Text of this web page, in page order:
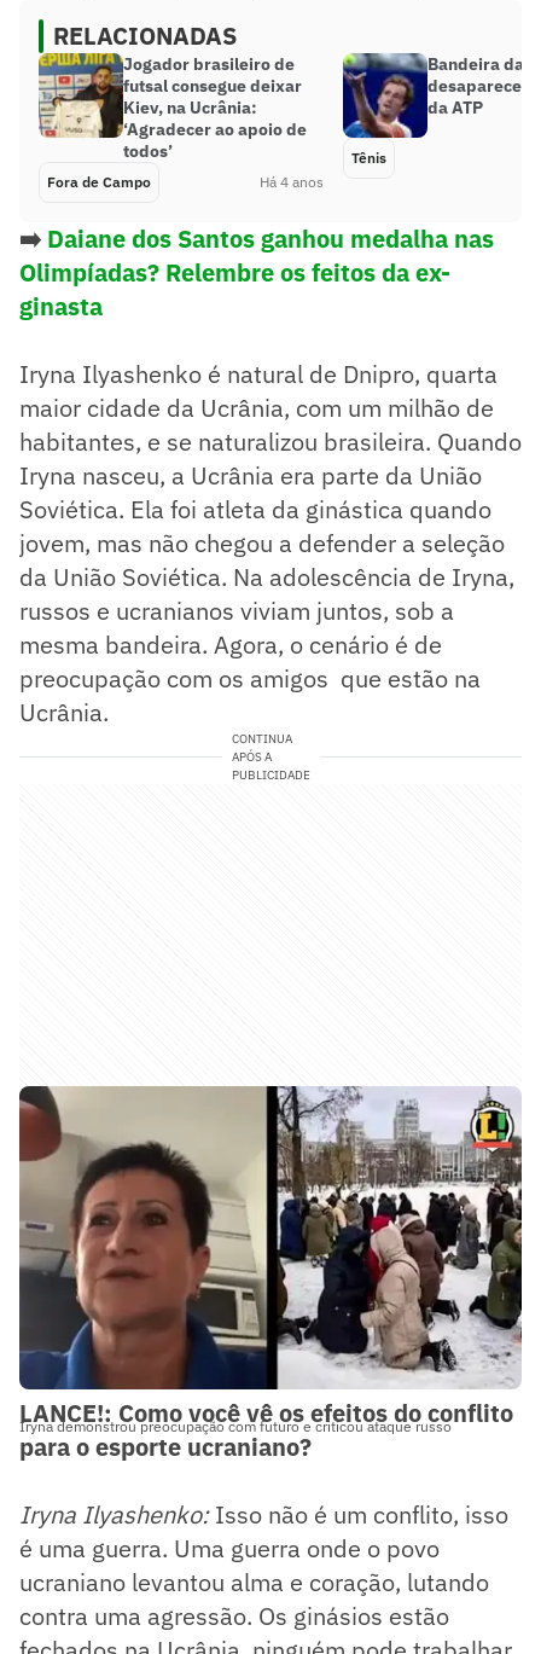
RELACIONADAS
Jogador brasileiro de
futsal consegue deixar
Kiev, na Ucrânia:
‘Agradecer ao apoio de
todos’
Fora de Campo Há 4 anos
Bandeira da
desaparece
da ATP
Tênis
➡️ Daiane dos Santos ganhou medalha nas
Olimpíadas? Relembre os feitos da ex-
ginasta
Iryna Ilyashenko é natural de Dnipro, quarta
maior cidade da Ucrânia, com um milhão de
habitantes, e se naturalizou brasileira. Quando
Iryna nasceu, a Ucrânia era parte da União
Soviética. Ela foi atleta da ginástica quando
jovem, mas não chegou a defender a seleção
da União Soviética. Na adolescência de Iryna,
russos e ucranianos viviam juntos, sob a
mesma bandeira. Agora, o cenário é de
preocupação com os amigos que estão na
Ucrânia.
CONTINUA
APÓS A
PUBLICIDADE
Iryna demonstrou preocupação com futuro e criticou ataque russo
LANCE!: Como você vê os efeitos do conflito
para o esporte ucraniano?
Iryna Ilyashenko:Isso não é um conflito, isso
é uma guerra. Uma guerra onde o povo
ucraniano levantou alma e coração, lutando
contra uma agressão. Os ginásios estão